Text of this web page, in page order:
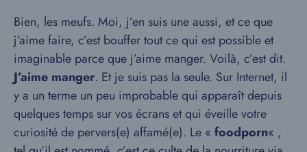
Bien, les meufs. Moi, j’en suis une aussi, et ce que
j’aime faire, c’est bouffer tout ce qui est possible et
imaginable parce que j’aime manger. Voilà, c’est dit.
J’aime manger. Et je suis pas la seule. Sur Internet, il
y a un terme un peu improbable qui apparaît depuis
quelques temps sur vos écrans et qui éveille votre
curiosité de pervers(e) affamé(e). Le « foodporn« ,